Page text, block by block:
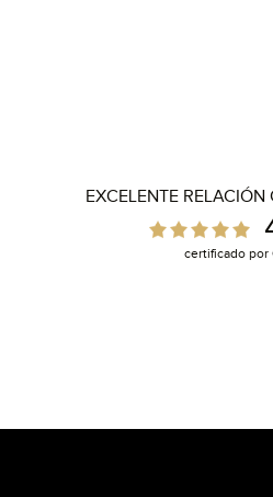
EXCELENTE RELACIÓN
certificado por